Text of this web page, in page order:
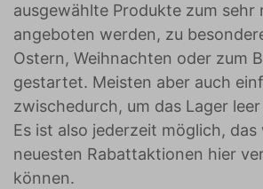
ausgewählte Produkte zum sehr
angeboten werden, zu
Ostern, Weihnachten oder zum
gestartet. Meisten aber auch
zwischedurch, um das Lager
Es ist also jederzeit möglich, das
neuesten Rabattaktionen hier
können.